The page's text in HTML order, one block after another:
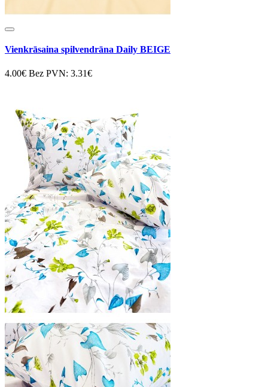
Vienkrāsaina spilvendrāna Daily BEIGE
4.00€ Bez PVN: 3.31€